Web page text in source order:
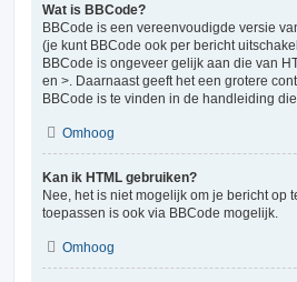
Wat is BBCode?
BBCode is een vereenvoudigde versie
(je kunt BBCode ook per bericht
BBCode is ongeveer gelijk aan die van
en >. Daarnaast geeft het een grotere
BBCode is te vinden in de handleiding
Omhoog
Kan ik HTML gebruiken?
Nee, het is niet mogelijk om je bericht op
toepassen is ook via BBCode mogelijk.
Omhoog